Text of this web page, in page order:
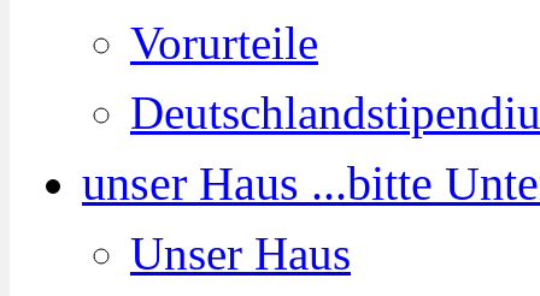
Vorurteile
unser Haus ...bitte
Unser Haus